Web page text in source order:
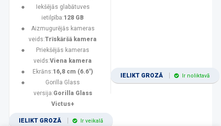
Iekšējās glabātuves
ietilpība:128 GB
Aizmugurējās kameras
veids:Trīskāršā kamera
Priekšējās kameras
veids:Viena kamera
Ekrāns:16,8 cm (6.6")
Gorilla Glass
versija:Gorilla Glass
Victus+
IELIKT GROZĀ Ir veikalā
IELIKT GROZĀ Ir noliktavā